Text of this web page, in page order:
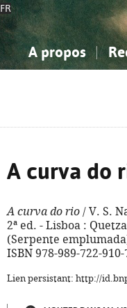
FR
A propos
A curva do
A curva do rio / V. S.
2ª ed. - Lisboa :
(Serpente
ISBN 978-989-722-910-
Lien persistant: http://